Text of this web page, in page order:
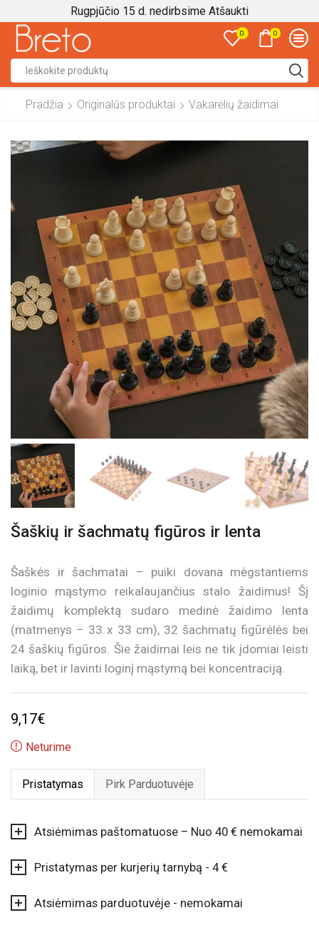
Rugpjūčio 15 d. nedirbsime Atšaukti
0 0
input
Pradžia Originalūs produktai Vakarėlių žaidimai
Šaškių ir šachmatų figūros ir lenta
Šaškės ir šachmatai – puiki dovana mėgstantiems
loginio mąstymo reikalaujančius stalo žaidimus! Šį
žaidimų komplektą sudaro medinė žaidimo lenta
(matmenys – 33 x 33 cm), 32 šachmatų figūrėlės bei
24 šaškių figūros. Šie žaidimai leis ne tik įdomiai leisti
laiką, bet ir lavinti loginį mąstymą bei koncentraciją.
9,17€
Neturime
Pristatymas Pirk Parduotuvėje
Atsiėmimas paštomatuose – Nuo 40 € nemokamai
Pristatymas per kurjerių tarnybą - 4 €
Atsiėmimas parduotuvėje - nemokamai